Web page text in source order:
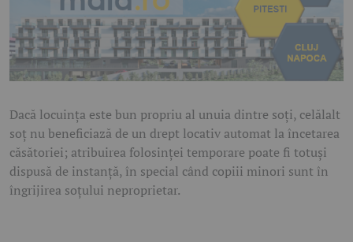
Dacă locuința este bun propriu al unuia dintre soți, celălalt
soț nu beneficiază de un drept locativ automat la încetarea
căsătoriei; atribuirea folosinței temporare poate fi totuși
dispusă de instanță, în special când copiii minori sunt în
îngrijirea soțului neproprietar.